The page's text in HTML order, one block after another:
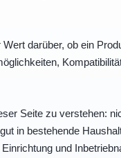
darüber, ob ein
Seite zu verstehen:
in bestehende
und